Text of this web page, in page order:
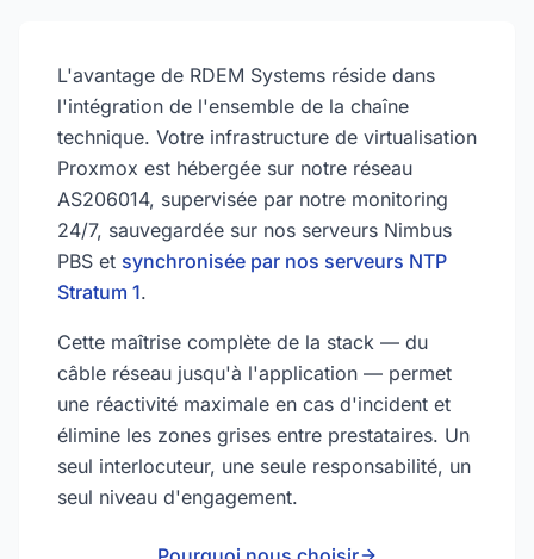
L'avantage de RDEM Systems réside dans
l'intégration de l'ensemble de la chaîne
technique. Votre infrastructure de virtualisation
Proxmox est hébergée sur notre réseau
AS206014, supervisée par notre monitoring
24/7, sauvegardée sur nos serveurs Nimbus
PBS et synchronisée par nos serveurs NTP
Stratum 1.
Cette maîtrise complète de la stack — du
câble réseau jusqu'à l'application — permet
une réactivité maximale en cas d'incident et
élimine les zones grises entre prestataires. Un
seul interlocuteur, une seule responsabilité, un
seul niveau d'engagement.